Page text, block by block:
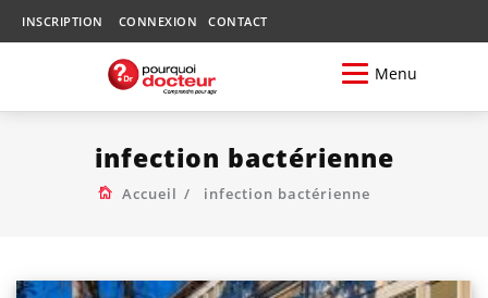
INSCRIPTION CONNEXION CONTACT
Menu
infection bactérienne
Accueil infection bactérienne